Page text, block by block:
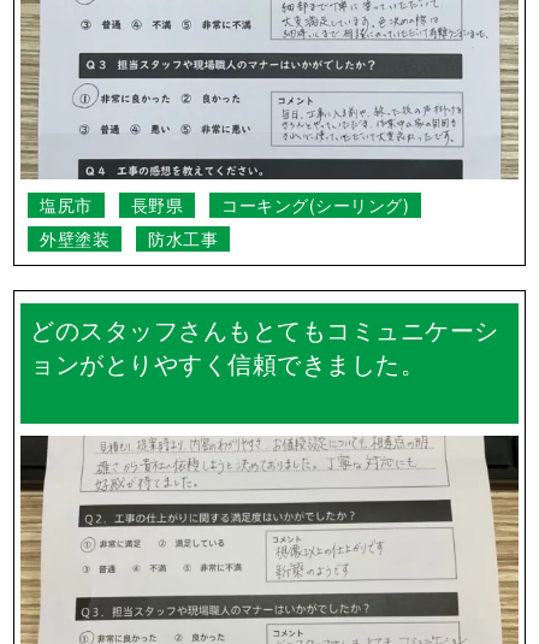
自分達の想像以上に皆さんからの反応も良
く嬉しく思っています。
小県郡長和町 長野県 その他 外壁塗装
順調に作業を進めていただき、工期も思っ
たよりも早くて良かったです。